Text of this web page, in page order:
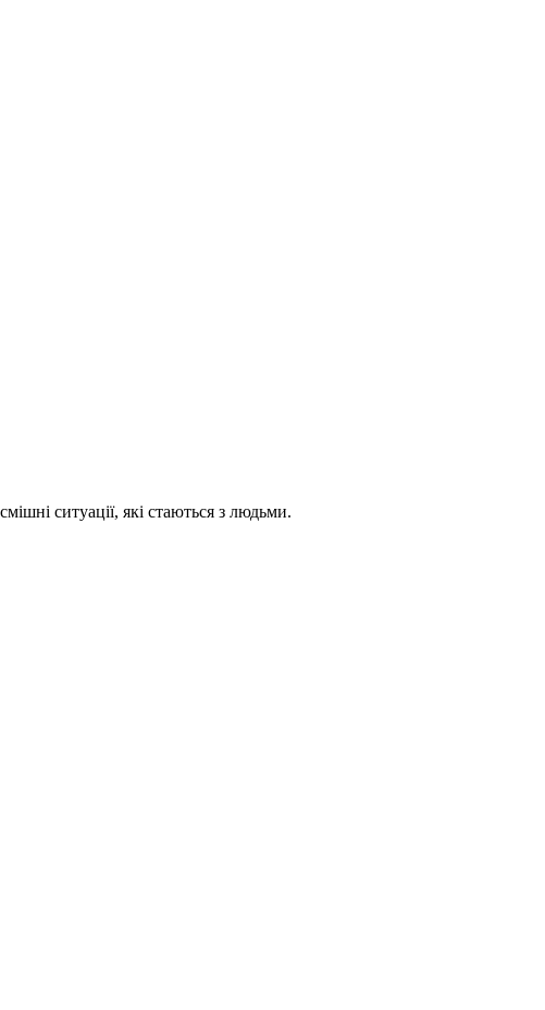
ситуації, які стаються з людьми.